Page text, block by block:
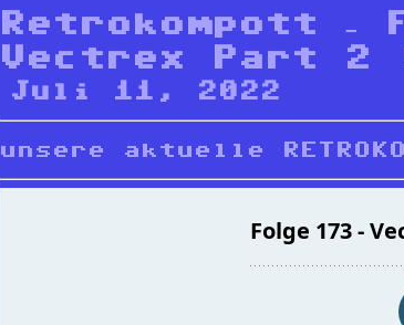
Retrokompott –
Vectrex Part 2
Juli 11, 2022
unsere aktuelle